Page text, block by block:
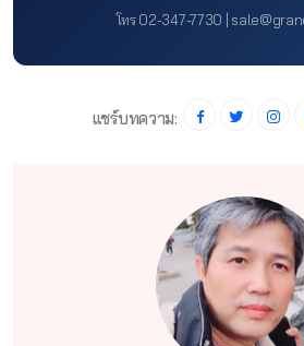
โทร 02-347-7730 |
แชร์บทความ: